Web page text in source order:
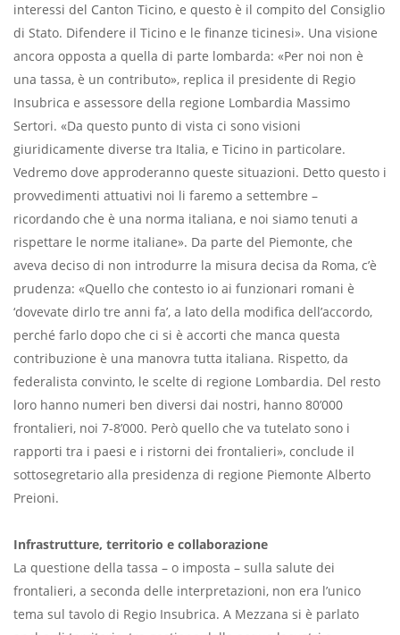
interessi del Canton Ticino, e questo è il compito del Consiglio
di Stato. Difendere il Ticino e le finanze ticinesi». Una visione
ancora opposta a quella di parte lombarda: «Per noi non è
una tassa, è un contributo», replica il presidente di Regio
Insubrica e assessore della regione Lombardia Massimo
Sertori. «Da questo punto di vista ci sono visioni
giuridicamente diverse tra Italia, e Ticino in particolare.
Vedremo dove approderanno queste situazioni. Detto questo i
provvedimenti attuativi noi li faremo a settembre –
ricordando che è una norma italiana, e noi siamo tenuti a
rispettare le norme italiane». Da parte del Piemonte, che
aveva deciso di non introdurre la misura decisa da Roma, c’è
prudenza: «Quello che contesto io ai funzionari romani è
‘dovevate dirlo tre anni fa’, a lato della modifica dell’accordo,
perché farlo dopo che ci si è accorti che manca questa
contribuzione è una manovra tutta italiana. Rispetto, da
federalista convinto, le scelte di regione Lombardia. Del resto
loro hanno numeri ben diversi dai nostri, hanno 80’000
frontalieri, noi 7-8’000. Però quello che va tutelato sono i
rapporti tra i paesi e i ristorni dei frontalieri», conclude il
sottosegretario alla presidenza di regione Piemonte Alberto
Preioni.
Infrastrutture, territorio e collaborazione
La questione della tassa – o imposta – sulla salute dei
frontalieri, a seconda delle interpretazioni, non era l’unico
tema sul tavolo di Regio Insubrica. A Mezzana si è parlato